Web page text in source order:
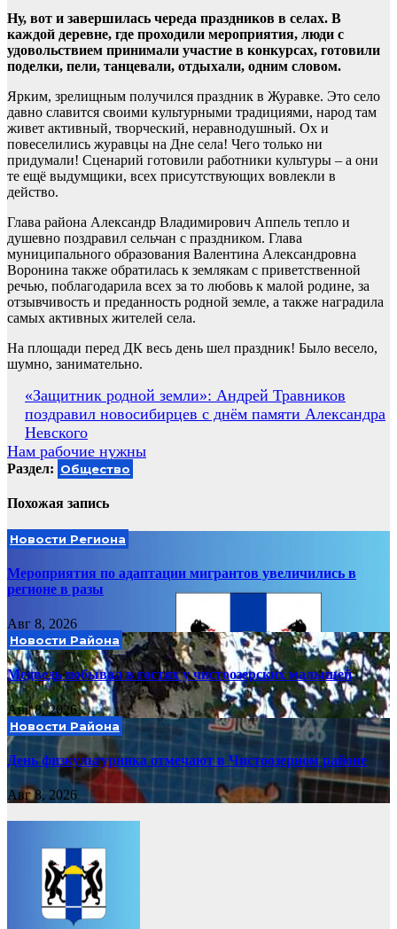
Ну, вот и завершилась череда праздников в селах. В
каждой деревне, где проходили мероприятия, люди с
удовольствием принимали участие в конкурсах, готовили
поделки, пели, танцевали, отдыхали, одним словом.
Ярким, зрелищным получился праздник в Журавке. Это село
давно славится своими культурными традициями, народ там
живет активный, творческий, неравнодушный. Ох и
повеселились журавцы на Дне села! Чего только ни
придумали! Сценарий готовили работники культуры – а они
те ещё выдумщики, всех присутствующих вовлекли в
действо.
Глава района Александр Владимирович Аппель тепло и
душевно поздравил сельчан с праздником. Глава
муниципального образования Валентина Александровна
Воронина также обратилась к землякам с приветственной
речью, поблагодарила всех за то любовь к малой родине, за
отзывчивость и преданность родной земле, а также наградила
самых активных жителей села.
На площади перед ДК весь день шел праздник! Было весело,
шумно, занимательно.
Навигация
по
записям
«Защитник родной земли»: Андрей Травников
поздравил новосибирцев с днём памяти Александра
Невского
Нам рабочие нужны
Раздел: Общество
Похожая запись
Новости Региона
Мероприятия по адаптации мигрантов увеличились в
регионе в разы
Авг 8, 2026
Новости Района
Медведь побывал в гостях у чистоозерских малышей
Авг 8, 2026
Новости Района
День физкультурника отмечают в Чистоозерном районе
Авг 8, 2026